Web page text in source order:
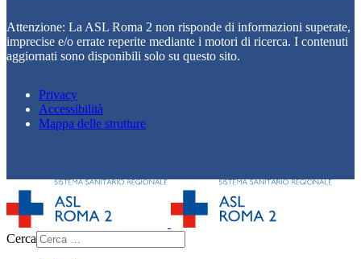
Attenzione: La ASL Roma 2 non risponde di informazioni superate,
imprecise e/o errate reperite mediante i motori di ricerca. I contenuti
aggiornati sono disponibili solo su questo sito.
Privacy
Accessibilità
Mappa delle strutture
Cerca